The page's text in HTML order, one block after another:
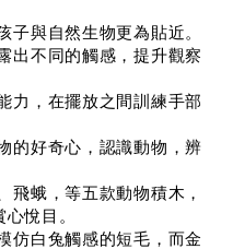
與自然生物更為貼近。
出不同的觸感，提升觀察
力，在擺放之間訓練手部
的好奇心，認識動物，辨
蛾，等五款動物積木，
悅目。
仿白兔觸感的短毛，而金